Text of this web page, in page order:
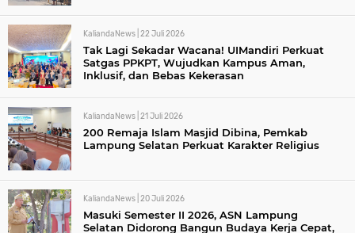
KaliandaNews | 22 Juli 2026
Tak Lagi Sekadar Wacana! UIMandiri Perkuat
Satgas PPKPT, Wujudkan Kampus Aman,
Inklusif, dan Bebas Kekerasan
KaliandaNews | 21 Juli 2026
200 Remaja Islam Masjid Dibina, Pemkab
Lampung Selatan Perkuat Karakter Religius
KaliandaNews | 20 Juli 2026
Masuki Semester II 2026, ASN Lampung
Selatan Didorong Bangun Budaya Kerja Cepat,